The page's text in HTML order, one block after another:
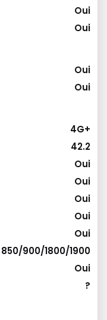
Oui
Oui
Oui
Oui
4G+
42.2
Oui
Oui
Oui
Oui
Oui
850/900/1800/1900
Oui
?